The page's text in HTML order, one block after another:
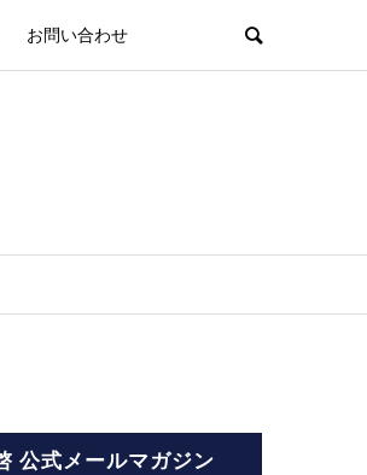
お問い合わせ
公式メールマガジン